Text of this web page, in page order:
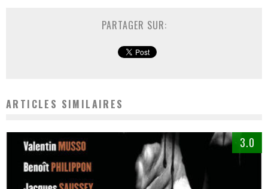
PARTAGER SUR:
ARTICLES SIMILAIRES
3.0